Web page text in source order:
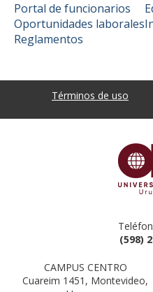
Portal de funcionarios
Oportunidades laborales
Reglamentos
Términos de uso
(598)
CAMPUS CENTRO
Cuareim 1451, Montevideo,